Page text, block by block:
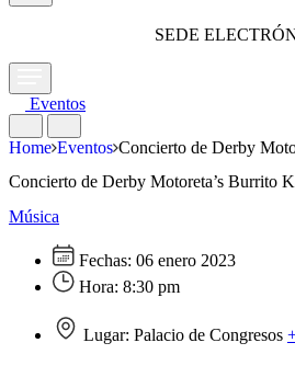
SEDE
Eventos
Home Eventos Concierto de Derby
Concierto de Derby Motoreta’s Burrito
Música
Fechas: 06 enero 2023
Hora: 8:30 pm
Lugar: Palacio de Congresos